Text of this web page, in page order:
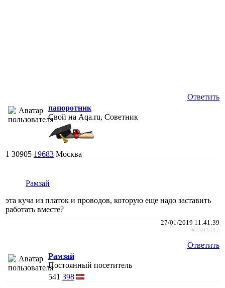
Ответить
папоротник
Свой на Aqa.ru, Советник
1 30905 19683 Москва
Рамзай
эта куча из платок и проводов, которую еще надо заставить
работать вместе?
27/01/2019 11:41:39
#2593447
Ответить
Рамзай
Постоянный посетитель
541 398